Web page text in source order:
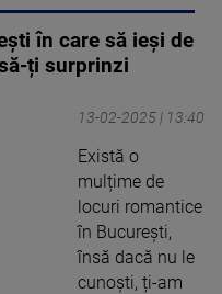
în care să ieși de
ți surprinzi
13-02-2025 | 13:40
Există o
mulțime de
locuri romantice
în București,
însă dacă nu le
cunoști, ți-am